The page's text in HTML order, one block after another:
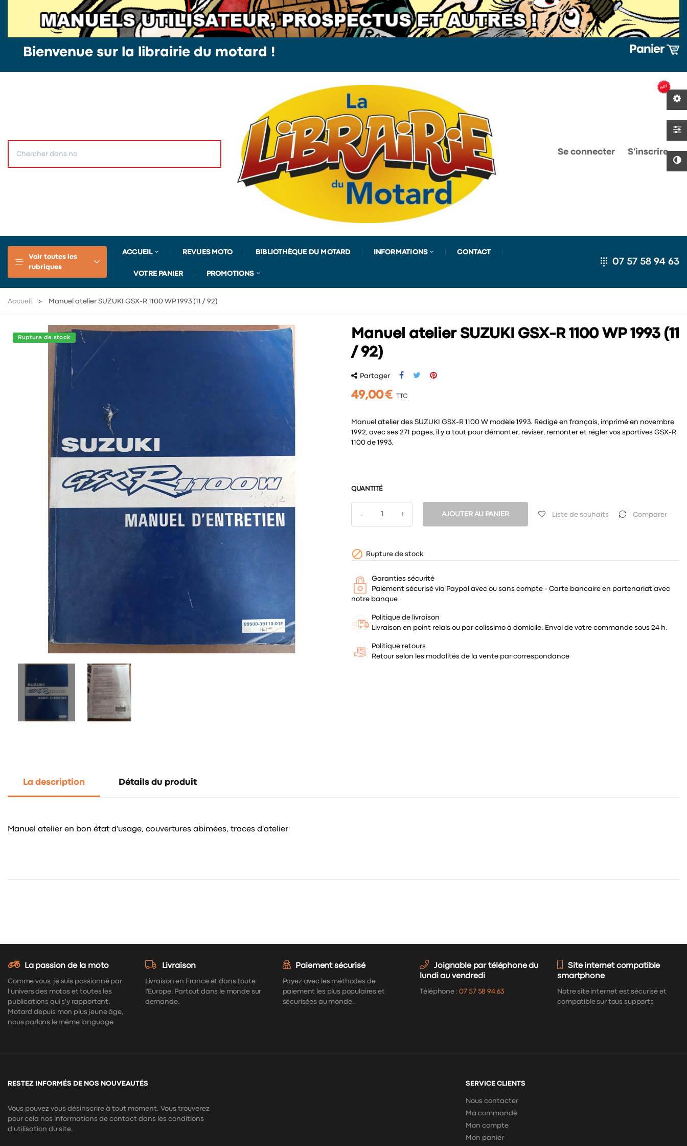
Bienvenue sur la librairie du motard ! Panier
Se connecter S'inscrire
Voir toutes les
rubriques
ACCUEIL REVUES MOTO BIBLIOTHÈQUE DU MOTARD INFORMATIONS CONTACT
VOTRE PANIER PROMOTIONS
07 57 58 94 63
Accueil Manuel atelier SUZUKI GSX-R 1100 WP 1993 (11 / 92)
Rupture de stock
Manuel atelier SUZUKI GSX-R 1100 WP 1993 (11
/ 92)
Partager
49,00 € TTC
Manuel atelier des SUZUKI GSX-R 1100 W modèle 1993. Rédigé en français, imprimé en novembre
1992, avec ses 271 pages, il y a tout pour démonter, réviser, remonter et régler vos sportives GSX-R
1100 de 1993.
QUANTITÉ
AJOUTER AU PANIER Liste de souhaits Comparer
 Rupture de stock
Garanties sécurité
Paiement sécurisé via Paypal avec ou sans compte - Carte bancaire en partenariat avec
notre banque
Politique de livraison
Livraison en point relais ou par colissimo à domicile. Envoi de votre commande sous 24 h.
Politique retours
Retour selon les modalités de la vente par correspondance
La description Détails du produit
Manuel atelier en bon état d'usage, couvertures abimées, traces d'atelier
La passion de la moto
Comme vous, je suis passionné par
l'univers des motos et toutes les
publications qui s'y rapportent.
Motard depuis mon plus jeune âge,
nous parlons le même language.
Livraison
Livraison en France et dans toute
l'Europe. Partout dans le monde sur
demande.
Paiement sécurisé
Payez avec les méthodes de
paiement les plus populaires et
sécurisées au monde.
Joignable par téléphone du
lundi au vendredi
Téléphone :07 57 58 94 63
Site internet compatible
smartphone
Notre site internet est sécurisé et
compatible sur tous supports
RESTEZ INFORMÉS DE NOS NOUVEAUTÉS
Vous pouvez vous désinscrire à tout moment. Vous trouverez
pour cela nos informations de contact dans les conditions
d'utilisation du site.
SERVICE CLIENTS
Nous contacter
Ma commande
Mon compte
Mon panier